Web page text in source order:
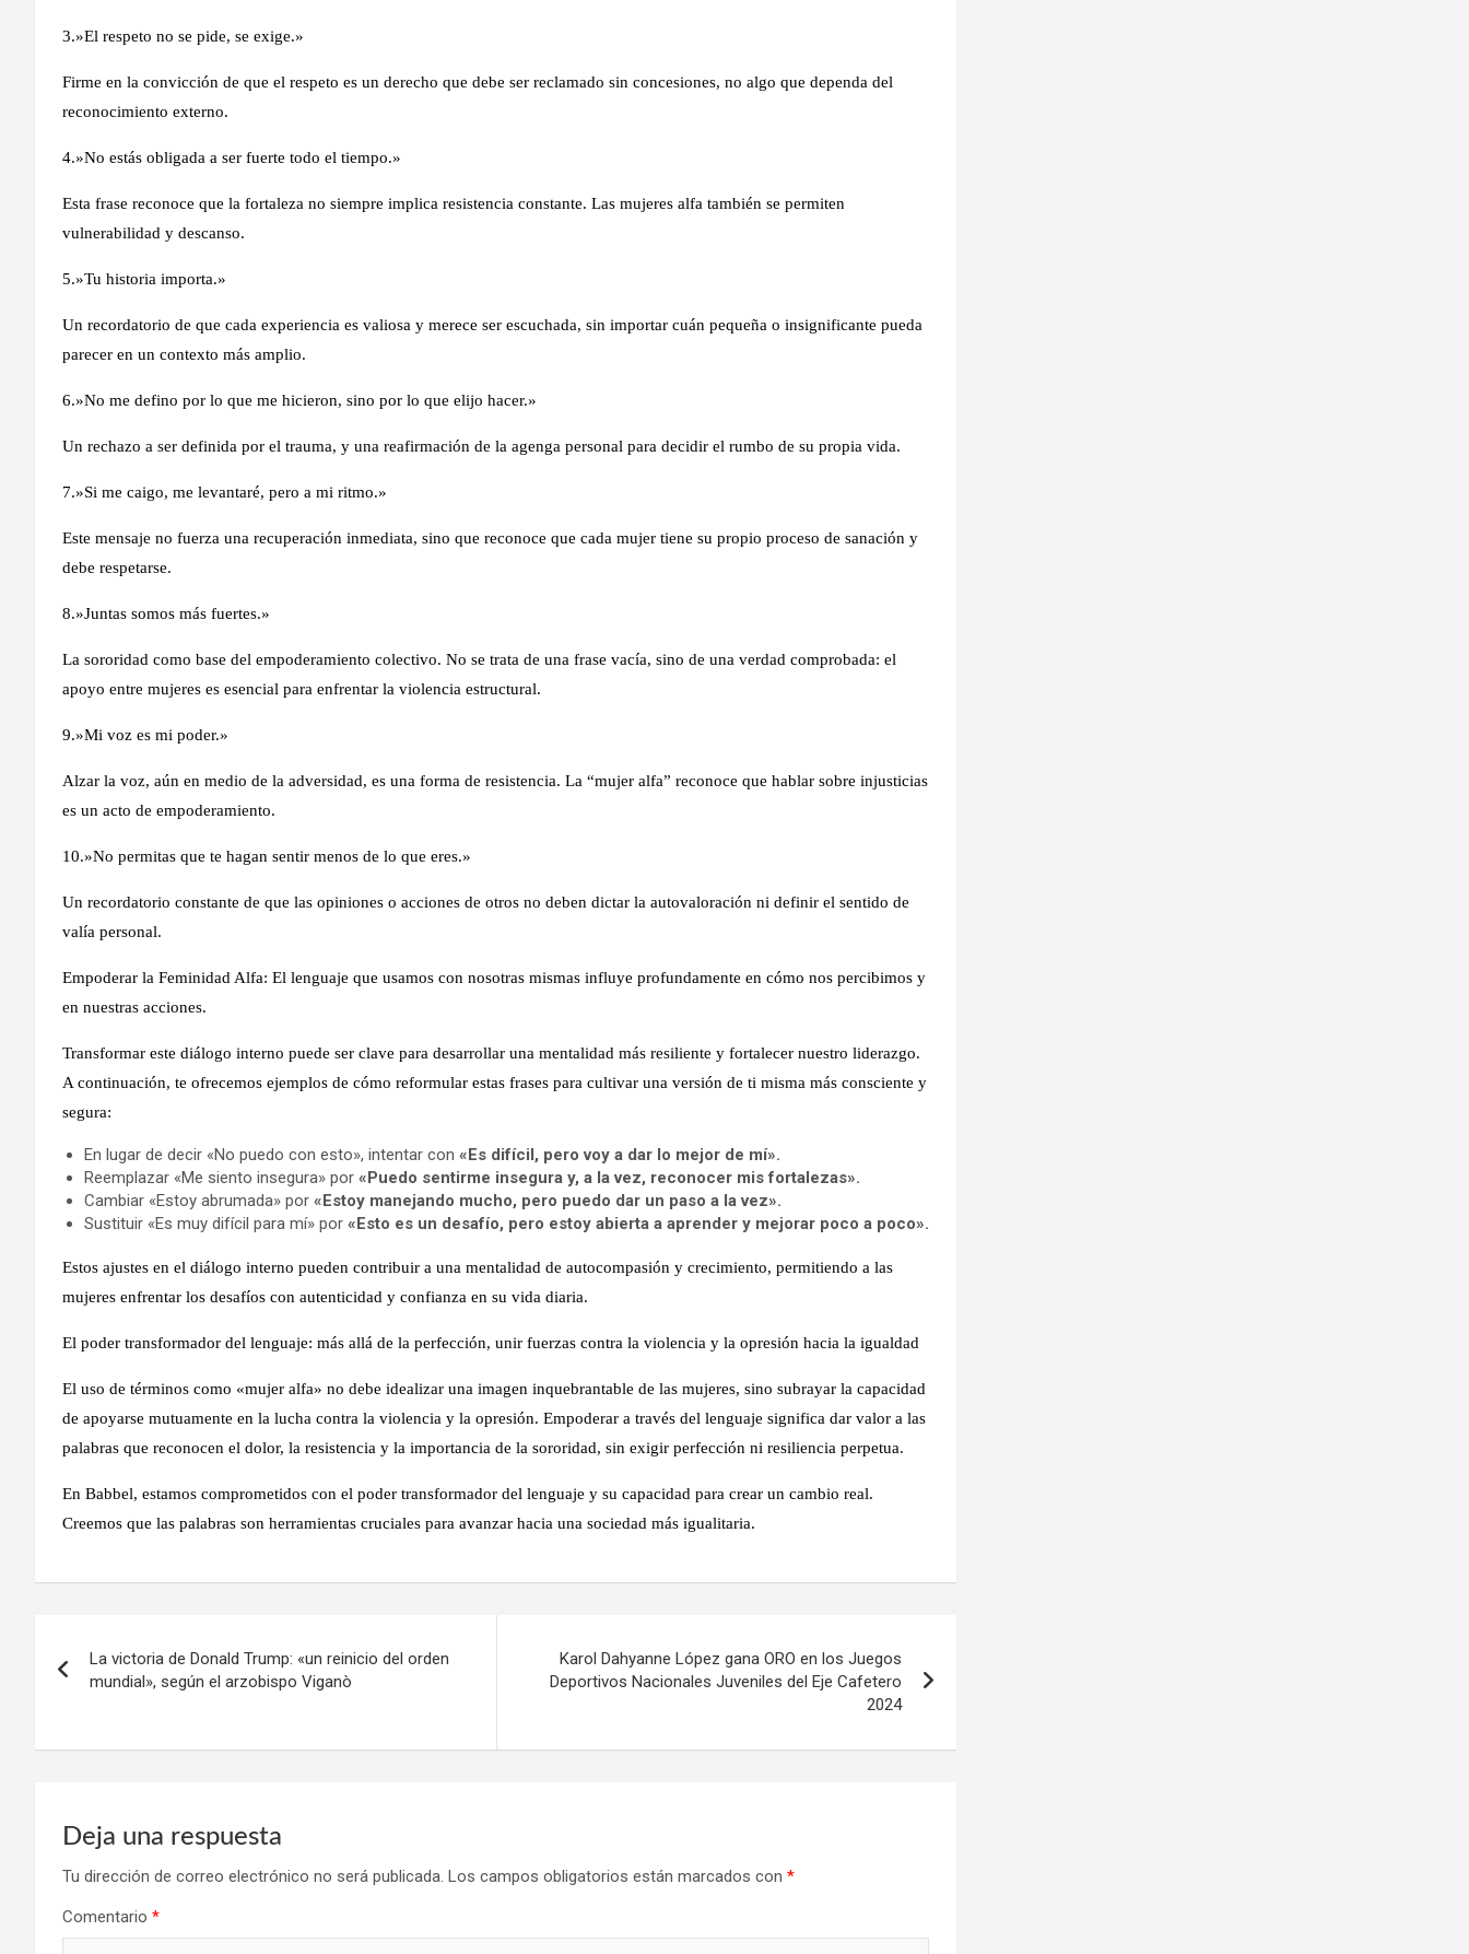
3.»El respeto no se pide, se exige.»
Firme en la convicción de que el respeto es un derecho que debe ser reclamado sin concesiones, no algo que dependa del
reconocimiento externo.
4.»No estás obligada a ser fuerte todo el tiempo.»
Esta frase reconoce que la fortaleza no siempre implica resistencia constante. Las mujeres alfa también se permiten
vulnerabilidad y descanso.
5.»Tu historia importa.»
Un recordatorio de que cada experiencia es valiosa y merece ser escuchada, sin importar cuán pequeña o insignificante pueda
parecer en un contexto más amplio.
6.»No me defino por lo que me hicieron, sino por lo que elijo hacer.»
Un rechazo a ser definida por el trauma, y una reafirmación de la agenga personal para decidir el rumbo de su propia vida.
7.»Si me caigo, me levantaré, pero a mi ritmo.»
Este mensaje no fuerza una recuperación inmediata, sino que reconoce que cada mujer tiene su propio proceso de sanación y
debe respetarse.
8.»Juntas somos más fuertes.»
La sororidad como base del empoderamiento colectivo. No se trata de una frase vacía, sino de una verdad comprobada: el
apoyo entre mujeres es esencial para enfrentar la violencia estructural.
9.»Mi voz es mi poder.»
Alzar la voz, aún en medio de la adversidad, es una forma de resistencia. La “mujer alfa” reconoce que hablar sobre injusticias
es un acto de empoderamiento.
10.»No permitas que te hagan sentir menos de lo que eres.»
Un recordatorio constante de que las opiniones o acciones de otros no deben dictar la autovaloración ni definir el sentido de
valía personal.
Empoderar la Feminidad Alfa: El lenguaje que usamos con nosotras mismas influye profundamente en cómo nos percibimos y
en nuestras acciones.
Transformar este diálogo interno puede ser clave para desarrollar una mentalidad más resiliente y fortalecer nuestro liderazgo.
A continuación, te ofrecemos ejemplos de cómo reformular estas frases para cultivar una versión de ti misma más consciente y
segura:
En lugar de decir «No puedo con esto», intentar con «Es difícil, pero voy a dar lo mejor de mí».
Reemplazar «Me siento insegura» por «Puedo sentirme insegura y, a la vez, reconocer mis fortalezas».
Cambiar «Estoy abrumada» por «Estoy manejando mucho, pero puedo dar un paso a la vez».
Sustituir «Es muy difícil para mí» por «Esto es un desafío, pero estoy abierta a aprender y mejorar poco a poco».
Estos ajustes en el diálogo interno pueden contribuir a una mentalidad de autocompasión y crecimiento, permitiendo a las
mujeres enfrentar los desafíos con autenticidad y confianza en su vida diaria.
El poder transformador del lenguaje: más allá de la perfección, unir fuerzas contra la violencia y la opresión hacia la igualdad
El uso de términos como «mujer alfa» no debe idealizar una imagen inquebrantable de las mujeres, sino subrayar la capacidad
de apoyarse mutuamente en la lucha contra la violencia y la opresión. Empoderar a través del lenguaje significa dar valor a las
palabras que reconocen el dolor, la resistencia y la importancia de la sororidad, sin exigir perfección ni resiliencia perpetua.
En Babbel, estamos comprometidos con el poder transformador del lenguaje y su capacidad para crear un cambio real.
Creemos que las palabras son herramientas cruciales para avanzar hacia una sociedad más igualitaria.
de
La victoria de Donald Trump: «un reinicio del orden
mundial», según el arzobispo Viganò
Karol Dahyanne López gana ORO en los Juegos
Deportivos Nacionales Juveniles del Eje Cafetero
2024
Deja una respuesta
Tu dirección de correo electrónico no será publicada. Los campos obligatorios están marcados con *
Comentario *